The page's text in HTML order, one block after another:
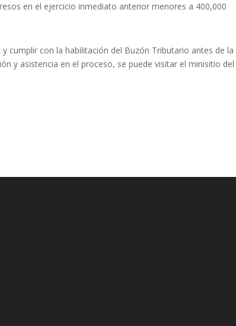
en el ejercicio inmediato anterior menores a 400,000
cumplir con la habilitación del Buzón Tributario antes de la
y asistencia en el proceso, se puede visitar el minisitio del